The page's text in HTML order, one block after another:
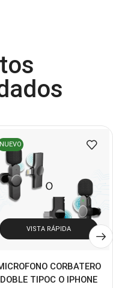
NUEVO
VISTA RÁPIDA
CORBATERO
DOBLE TIPOC O IPHONE